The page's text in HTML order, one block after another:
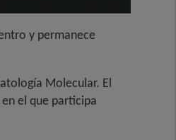
y permanece
Molecular. El
el que participa